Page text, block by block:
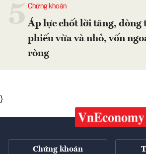
Chứng khoán
Áp lực chốt lời tăng, dòng
phiếu vừa và nhỏ, vốn
ròng
}
Chứng khoán